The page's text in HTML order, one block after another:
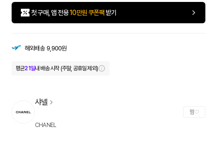
첫 구매, 앱 전용10만원 쿠폰팩 받기
해외배송 9,900원
평균21일내 배송 시작 (주말, 공휴일 제외)
샤넬
CHANEL
찜